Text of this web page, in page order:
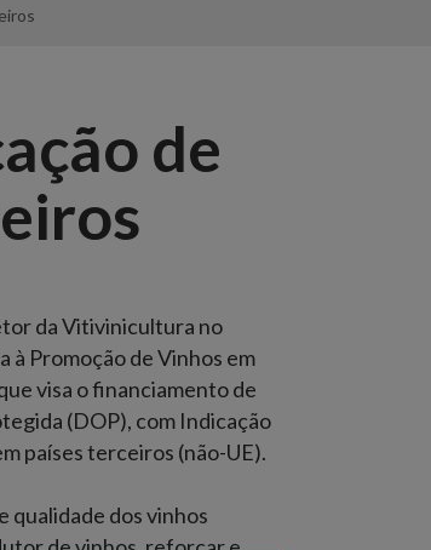
de
da Vitivinicultura no
à Promoção de Vinhos em
visa o financiamento de
(DOP), com Indicação
países terceiros (não-UE).
qualidade dos vinhos